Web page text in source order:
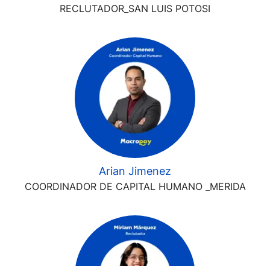
RECLUTADOR_SAN LUIS POTOSI
Arian Jimenez
COORDINADOR DE CAPITAL HUMANO _MERIDA